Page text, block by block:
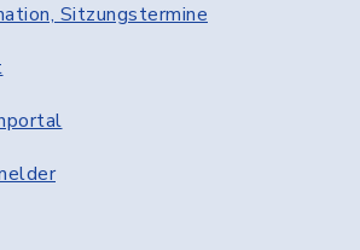
Sitzungstermine